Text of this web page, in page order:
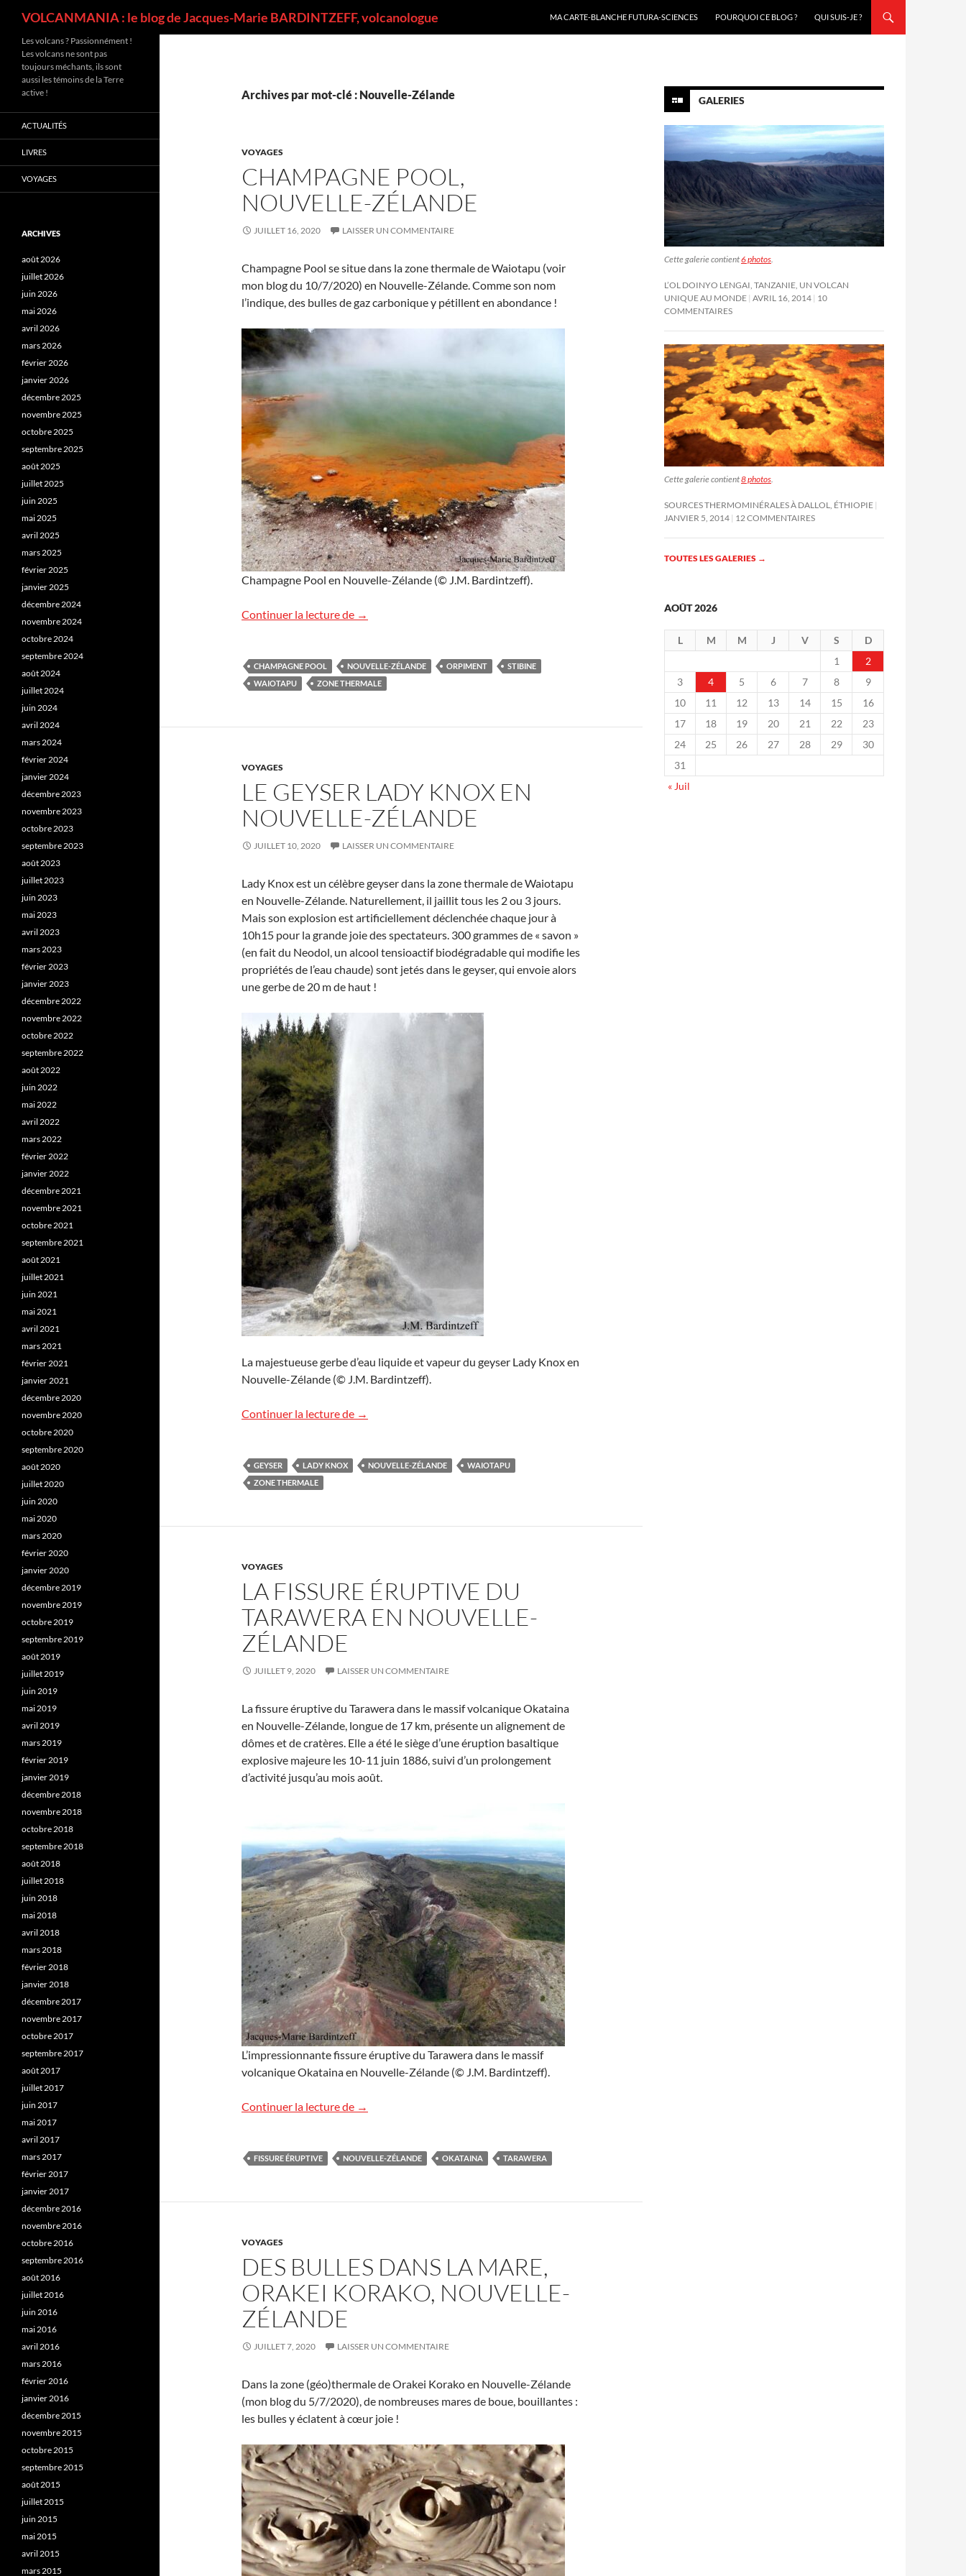
VOLCANMANIA : le blog de Jacques-Marie BARDINTZEFF, volcanologue
MA CARTE-BLANCHE FUTURA-SCIENCES
POURQUOI CE BLOG ? QUI SUIS-JE ?
Archives par mot-clé : Nouvelle-Zélande
VOYAGES
CHAMPAGNE POOL,
NOUVELLE-ZÉLANDE
JUILLET 16, 2020 LAISSER UN COMMENTAIRE
Champagne Pool se situe dans la zone thermale de Waiotapu (voir
mon blog du 10/7/2020) en Nouvelle-Zélande. Comme son nom
l’indique, des bulles de gaz carbonique y pétillent en abondance !
Champagne Pool en Nouvelle-Zélande (© J.M. Bardintzeff).
Continuer la lecture de Champagne Pool, Nouvelle-Zélande
→
CHAMPAGNE POOL NOUVELLE-ZÉLANDE ORPIMENT
STIBINE
WAIOTAPU
ZONE THERMALE
VOYAGES
LE GEYSER LADY KNOX EN
NOUVELLE-ZÉLANDE
JUILLET 10, 2020 LAISSER UN COMMENTAIRE
Lady Knox est un célèbre geyser dans la zone thermale de Waiotapu
en Nouvelle-Zélande. Naturellement, il jaillit tous les 2 ou 3 jours.
Mais son explosion est artificiellement déclenchée chaque jour à
10h15 pour la grande joie des spectateurs. 300 grammes de « savon »
(en fait du Neodol, un alcool tensioactif biodégradable qui modifie les
propriétés de l’eau chaude) sont jetés dans le geyser, qui envoie alors
une gerbe de 20 m de haut !
La majestueuse gerbe d’eau liquide et vapeur du geyser Lady Knox en
Nouvelle-Zélande (© J.M. Bardintzeff).
Continuer la lecture de Le geyser Lady Knox en Nouvelle-Zélande
→
GEYSER LADY KNOX NOUVELLE-ZÉLANDE
WAIOTAPU
ZONE THERMALE
VOYAGES
LA FISSURE ÉRUPTIVE DU
TARAWERA EN NOUVELLE-
ZÉLANDE
JUILLET 9, 2020 LAISSER UN COMMENTAIRE
La fissure éruptive du Tarawera dans le massif volcanique Okataina
en Nouvelle-Zélande, longue de 17 km, présente un alignement de
dômes et de cratères. Elle a été le siège d’une éruption basaltique
explosive majeure les 10-11 juin 1886, suivi d’un prolongement
d’activité jusqu’au mois août.
L’impressionnante fissure éruptive du Tarawera dans le massif
volcanique Okataina en Nouvelle-Zélande (© J.M. Bardintzeff).
Continuer la lecture de La fissure éruptive du Tarawera en Nouvelle-Zélande
→
FISSURE ÉRUPTIVE NOUVELLE-ZÉLANDE OKATAINA TARAWERA
VOYAGES
DES BULLES DANS LA MARE,
ORAKEI KORAKO, NOUVELLE-
ZÉLANDE
JUILLET 7, 2020 LAISSER UN COMMENTAIRE
Dans la zone (géo)thermale de Orakei Korako en Nouvelle-Zélande
(mon blog du 5/7/2020), de nombreuses mares de boue, bouillantes :
les bulles y éclatent à cœur joie !
GALERIES
Cette galerie contient6 photos.
L’OL DOINYO LENGAI, TANZANIE, UN VOLCAN
UNIQUE AU MONDE AVRIL 16, 2014 10
COMMENTAIRES
Cette galerie contient8 photos
SOURCES THERMOMINÉRALES À DALLOL, ÉTHIOPIE
JANVIER 5, 2014 12 COMMENTAIRES
TOUTES LES GALERIES →
AOÛT 2026
L M M J V S
D
1
2
3
4 5 6 7 8
9
10
11 12 13 14 15
16
17
18 19 20 21 22
23
24
25 26 27 28 29
30
31
« Juil
Les volcans ? Passionnément !
Les volcans ne sont pas
toujours méchants, ils sont
aussi les témoins de la Terre
active !
ACTUALITÉS
LIVRES
VOYAGES
ARCHIVES
août 2026
juillet 2026
juin 2026
mai 2026
avril 2026
mars 2026
février 2026
janvier 2026
décembre 2025
novembre 2025
octobre 2025
septembre 2025
août 2025
juillet 2025
juin 2025
mai 2025
avril 2025
mars 2025
février 2025
janvier 2025
décembre 2024
novembre 2024
octobre 2024
septembre 2024
août 2024
juillet 2024
juin 2024
avril 2024
mars 2024
février 2024
janvier 2024
décembre 2023
novembre 2023
octobre 2023
septembre 2023
août 2023
juillet 2023
juin 2023
mai 2023
avril 2023
mars 2023
février 2023
janvier 2023
décembre 2022
novembre 2022
octobre 2022
septembre 2022
août 2022
juin 2022
mai 2022
avril 2022
mars 2022
février 2022
janvier 2022
décembre 2021
novembre 2021
octobre 2021
septembre 2021
août 2021
juillet 2021
juin 2021
mai 2021
avril 2021
mars 2021
février 2021
janvier 2021
décembre 2020
novembre 2020
octobre 2020
septembre 2020
août 2020
juillet 2020
juin 2020
mai 2020
mars 2020
février 2020
janvier 2020
décembre 2019
novembre 2019
octobre 2019
septembre 2019
août 2019
juillet 2019
juin 2019
mai 2019
avril 2019
mars 2019
février 2019
janvier 2019
décembre 2018
novembre 2018
octobre 2018
septembre 2018
août 2018
juillet 2018
juin 2018
mai 2018
avril 2018
mars 2018
février 2018
janvier 2018
décembre 2017
novembre 2017
octobre 2017
septembre 2017
août 2017
juillet 2017
juin 2017
mai 2017
avril 2017
mars 2017
février 2017
janvier 2017
décembre 2016
novembre 2016
octobre 2016
septembre 2016
août 2016
juillet 2016
juin 2016
mai 2016
avril 2016
mars 2016
février 2016
janvier 2016
décembre 2015
novembre 2015
octobre 2015
septembre 2015
août 2015
juillet 2015
juin 2015
mai 2015
avril 2015
mars 2015